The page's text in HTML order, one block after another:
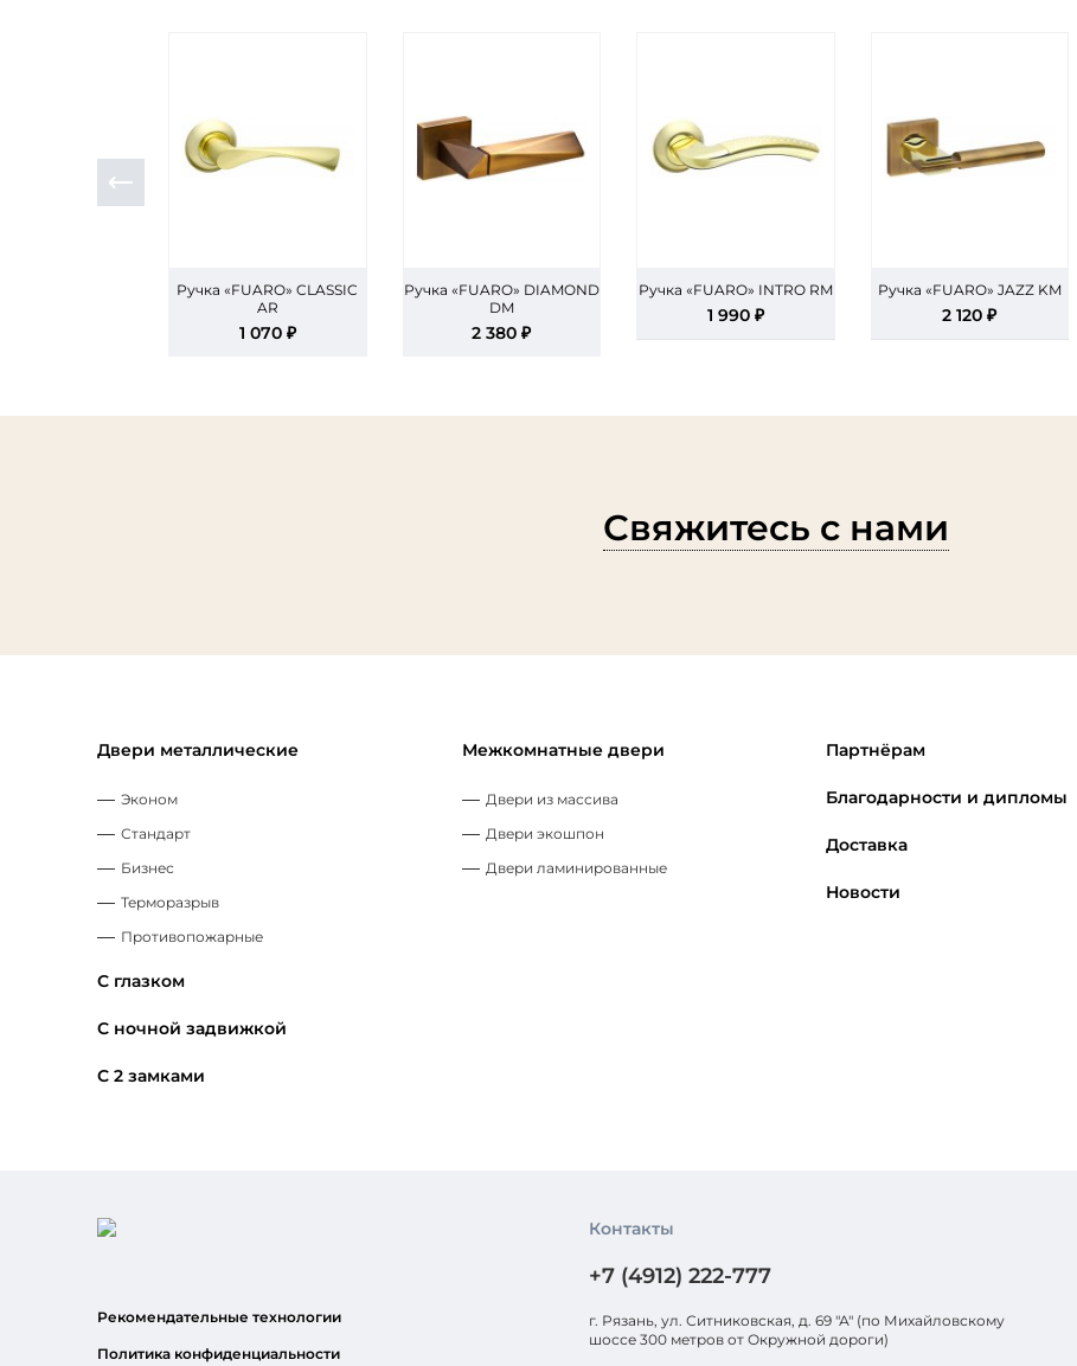
Ручка «FUARO» CLASSIC
AR
1 070 ₽
Ручка «FUARO» DIAMOND
DM
2 380 ₽
Ручка «FUARO» INTRO RM
1 990 ₽
Ручка «FUARO» JAZZ KM
2 120 ₽
Свяжитесь с нами
Двери металлические
Эконом
Стандарт
Бизнес
Терморазрыв
Противопожарные
С глазком
С ночной задвижкой
С 2 замками
Межкомнатные двери
Двери из массива
Двери экошпон
Двери ламинированные
Партнёрам
Благодарности и дипломы
Доставка
Новости
Рекомендательные технологии
Политика конфиденциальности
Контакты
+7 (4912) 222-777
г. Рязань, ул. Ситниковская, д. 69 "А" (по Михайловскому
шоссе 300 метров от Окружной дороги)